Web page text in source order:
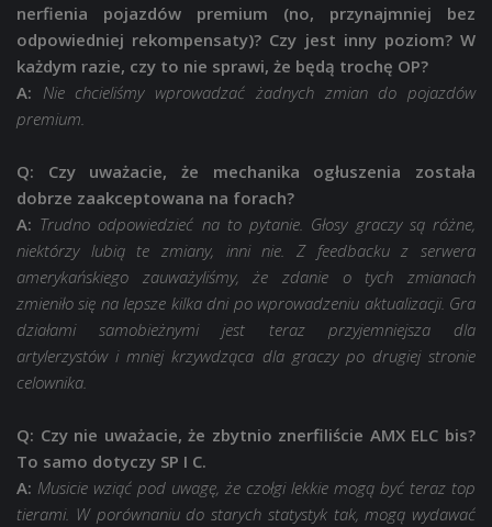
nerfienia pojazdów premium (no, przynajmniej bez
odpowiedniej rekompensaty)? Czy jest inny poziom? W
każdym razie, czy to nie sprawi, że będą trochę OP?
A: Nie chcieliśmy wprowadzać żadnych zmian do pojazdów
premium.
Q: Czy uważacie, że mechanika ogłuszenia została
dobrze zaakceptowana na forach?
A: Trudno odpowiedzieć na to pytanie. Głosy graczy są różne,
niektórzy lubią te zmiany, inni nie. Z feedbacku z serwera
amerykańskiego zauważyliśmy, że zdanie o tych zmianach
zmieniło się na lepsze kilka dni po wprowadzeniu aktualizacji. Gra
działami samobieżnymi jest teraz przyjemniejsza dla
artylerzystów i mniej krzywdząca dla graczy po drugiej stronie
celownika.
Q: Czy nie uważacie, że zbytnio znerfiliście AMX ELC bis?
To samo dotyczy SP I C.
A: Musicie wziąć pod uwagę, że czołgi lekkie mogą być teraz top
tierami. W porównaniu do starych statystyk tak, mogą wydawać